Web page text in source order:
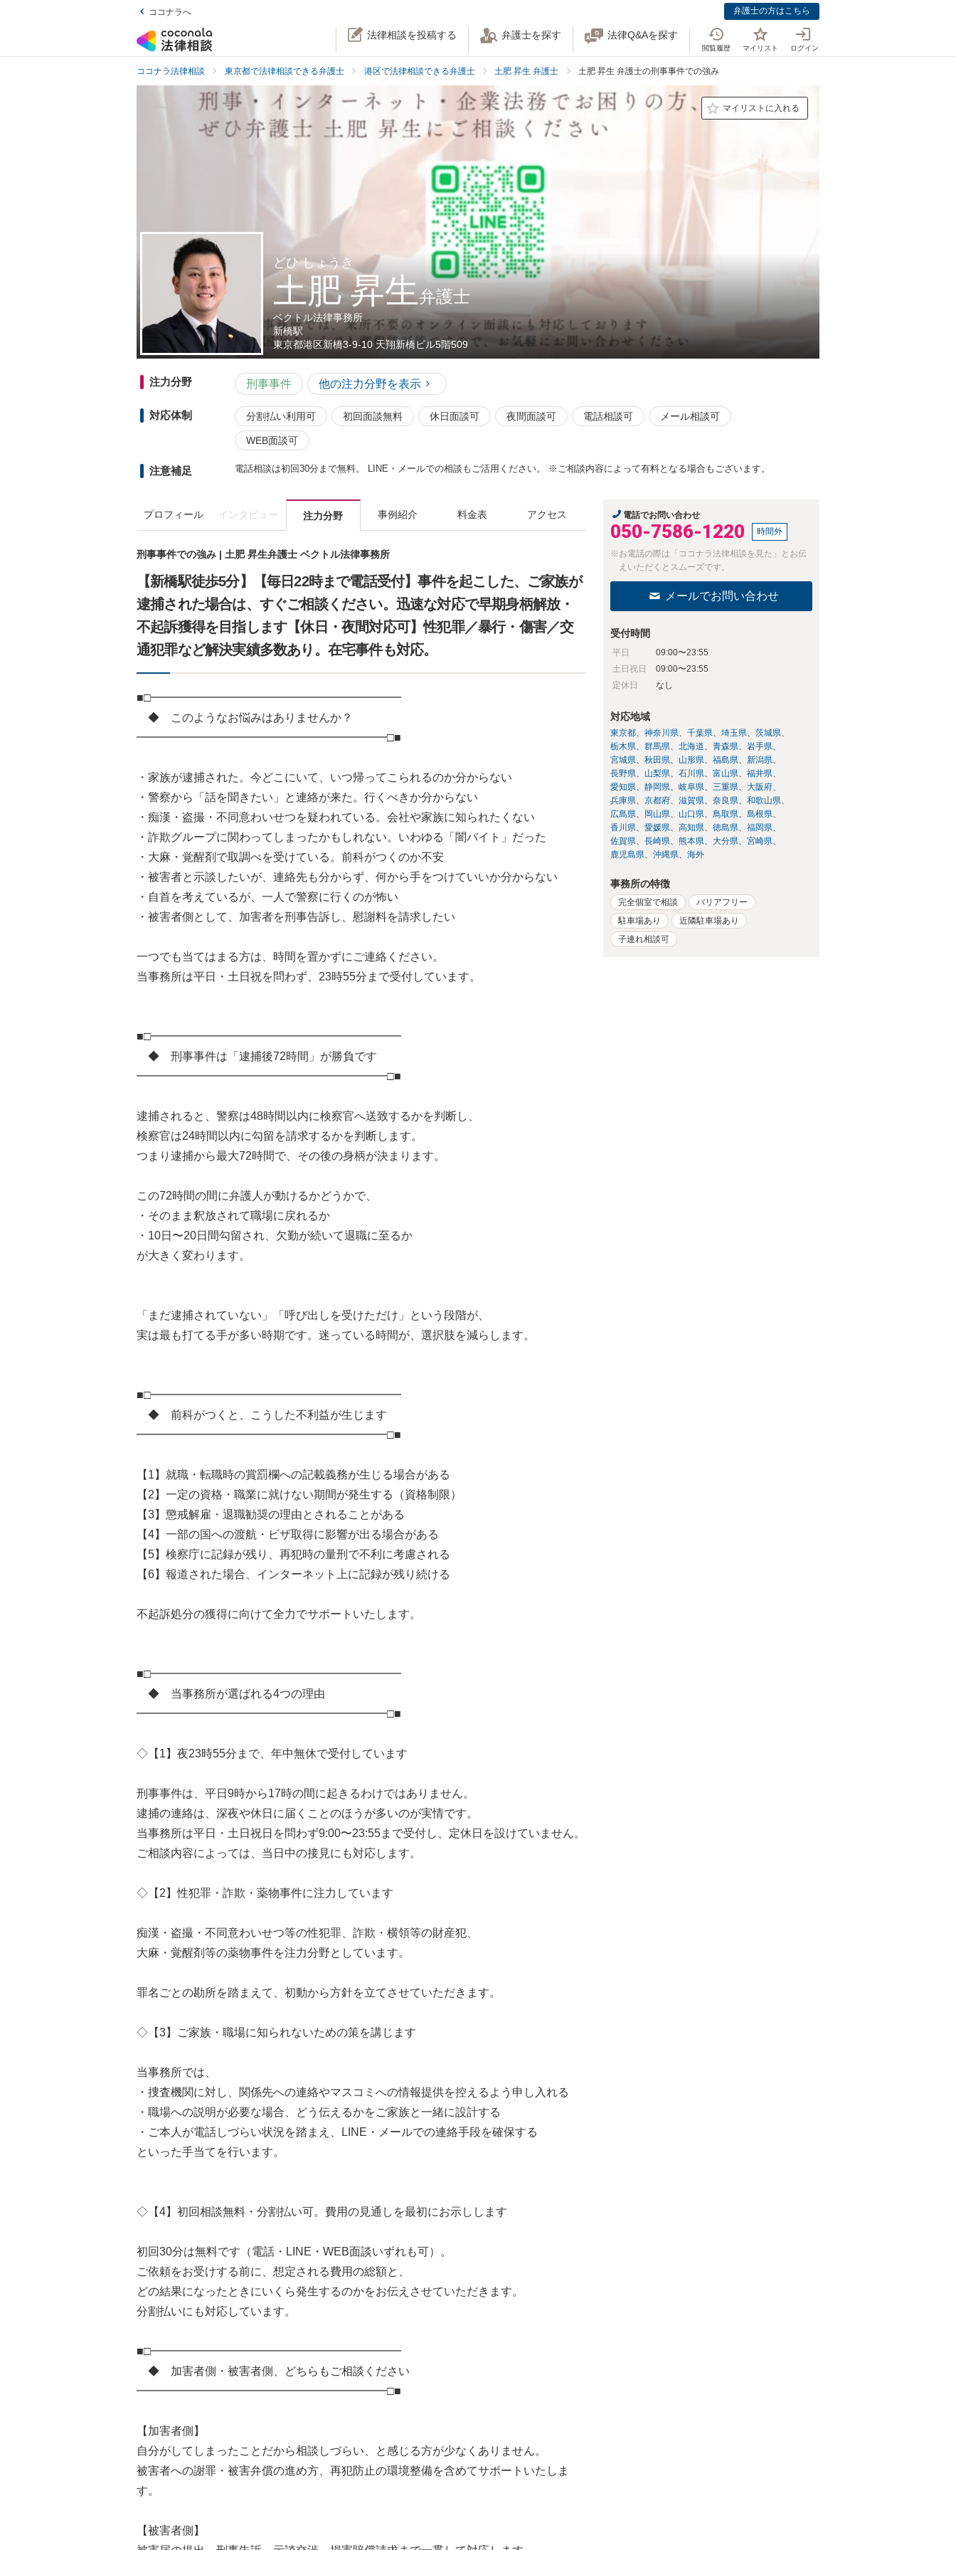
ココナラへ 弁護士の方はこちら
法律相談を投稿する 弁護士を探す 法律Q&Aを探す
閲覧履歴 マイリスト ログイン
ココナラ法律相談 東京都で法律相談できる弁護士 港区で法律相談できる弁護士 土肥 昇生 弁護士 土肥 昇生 弁護士の刑事事件での強み
マイリストに入れる
どひ しょうき
土肥 昇生弁護士
ベクトル法律事務所
新橋駅
東京都港区新橋3-9-10 天翔新橋ビル5階509
注力分野 刑事事件 他の注力分野を表示
対応体制 分割払い利用可 初回面談無料 休日面談可 夜間面談可 電話相談可 メール相談可
WEB面談可
注意補足 電話相談は初回30分まで無料。 LINE・メールでの相談もご活用ください。 ※ご相談内容によって有料となる場合もございます。
プロフィール インタビュー 注力分野 事例紹介 料金表 アクセス
刑事事件での強み | 土肥 昇生弁護士 ベクトル法律事務所
【新橋駅徒歩5分】【毎日22時まで電話受付】事件を起こした、ご家族が
逮捕された場合は、すぐご相談ください。迅速な対応で早期身柄解放・
不起訴獲得を目指します【休日・夜間対応可】性犯罪／暴行・傷害／交
通犯罪など解決実績多数あり。在宅事件も対応。
■□━━━━━━━━━━━━━━━━━━━━━━
◆ このようなお悩みはありませんか？
━━━━━━━━━━━━━━━━━━━━━━□■
・家族が逮捕された。今どこにいて、いつ帰ってこられるのか分からない
・警察から「話を聞きたい」と連絡が来た。行くべきか分からない
・痴漢・盗撮・不同意わいせつを疑われている。会社や家族に知られたくない
・詐欺グループに関わってしまったかもしれない。いわゆる「闇バイト」だった
・大麻・覚醒剤で取調べを受けている。前科がつくのか不安
・被害者と示談したいが、連絡先も分からず、何から手をつけていいか分からない
・自首を考えているが、一人で警察に行くのが怖い
・被害者側として、加害者を刑事告訴し、慰謝料を請求したい
一つでも当てはまる方は、時間を置かずにご連絡ください。
当事務所は平日・土日祝を問わず、23時55分まで受付しています。
■□━━━━━━━━━━━━━━━━━━━━━━
◆ 刑事事件は「逮捕後72時間」が勝負です
━━━━━━━━━━━━━━━━━━━━━━□■
逮捕されると、警察は48時間以内に検察官へ送致するかを判断し、
検察官は24時間以内に勾留を請求するかを判断します。
つまり逮捕から最大72時間で、その後の身柄が決まります。
この72時間の間に弁護人が動けるかどうかで、
・そのまま釈放されて職場に戻れるか
・10日〜20日間勾留され、欠勤が続いて退職に至るか
が大きく変わります。
「まだ逮捕されていない」「呼び出しを受けただけ」という段階が、
実は最も打てる手が多い時期です。迷っている時間が、選択肢を減らします。
■□━━━━━━━━━━━━━━━━━━━━━━
◆ 前科がつくと、こうした不利益が生じます
━━━━━━━━━━━━━━━━━━━━━━□■
【1】就職・転職時の賞罰欄への記載義務が生じる場合がある
【2】一定の資格・職業に就けない期間が発生する（資格制限）
【3】懲戒解雇・退職勧奨の理由とされることがある
【4】一部の国への渡航・ビザ取得に影響が出る場合がある
【5】検察庁に記録が残り、再犯時の量刑で不利に考慮される
【6】報道された場合、インターネット上に記録が残り続ける
不起訴処分の獲得に向けて全力でサポートいたします。
■□━━━━━━━━━━━━━━━━━━━━━━
◆ 当事務所が選ばれる4つの理由
━━━━━━━━━━━━━━━━━━━━━━□■
◇【1】夜23時55分まで、年中無休で受付しています
刑事事件は、平日9時から17時の間に起きるわけではありません。
逮捕の連絡は、深夜や休日に届くことのほうが多いのが実情です。
当事務所は平日・土日祝日を問わず9:00〜23:55まで受付し、定休日を設けていません。
ご相談内容によっては、当日中の接見にも対応します。
◇【2】性犯罪・詐欺・薬物事件に注力しています
痴漢・盗撮・不同意わいせつ等の性犯罪、詐欺・横領等の財産犯、
大麻・覚醒剤等の薬物事件を注力分野としています。
罪名ごとの勘所を踏まえて、初動から方針を立てさせていただきます。
◇【3】ご家族・職場に知られないための策を講じます
当事務所では、
・捜査機関に対し、関係先への連絡やマスコミへの情報提供を控えるよう申し入れる
・職場への説明が必要な場合、どう伝えるかをご家族と一緒に設計する
・ご本人が電話しづらい状況を踏まえ、LINE・メールでの連絡手段を確保する
といった手当てを行います。
◇【4】初回相談無料・分割払い可。費用の見通しを最初にお示しします
初回30分は無料です（電話・LINE・WEB面談いずれも可）。
ご依頼をお受けする前に、想定される費用の総額と、
どの結果になったときにいくら発生するのかをお伝えさせていただきます。
分割払いにも対応しています。
■□━━━━━━━━━━━━━━━━━━━━━━
◆ 加害者側・被害者側、どちらもご相談ください
━━━━━━━━━━━━━━━━━━━━━━□■
【加害者側】
自分がしてしまったことだから相談しづらい、と感じる方が少なくありません。
被害者への謝罪・被害弁償の進め方、再犯防止の環境整備を含めてサポートいたしま
す。
【被害者側】
電話でお問い合わせ
050-7586-1220 時間外
※お電話の際は「ココナラ法律相談を見た」とお伝
えいただくとスムーズです。
メールでお問い合わせ
受付時間
平日
09:00〜23:55
土日祝日
09:00〜23:55
定休日
なし
対応地域
東京都 神奈川県 千葉県 埼玉県
茨城県
栃木県
群馬県 北海道 青森県
岩手県
宮城県
秋田県 山形県 福島県
新潟県
長野県
山梨県 石川県 富山県
福井県
愛知県
静岡県 岐阜県 三重県
大阪府
兵庫県
京都府 滋賀県 奈良県
和歌山県
広島県
岡山県 山口県 鳥取県
島根県
香川県
愛媛県 高知県 徳島県
福岡県
佐賀県
長崎県 熊本県 大分県
宮崎県
鹿児島県
沖縄県 海外
事務所の特徴
完全個室で相談
バリアフリー
駐車場あり
近隣駐車場あり
子連れ相談可